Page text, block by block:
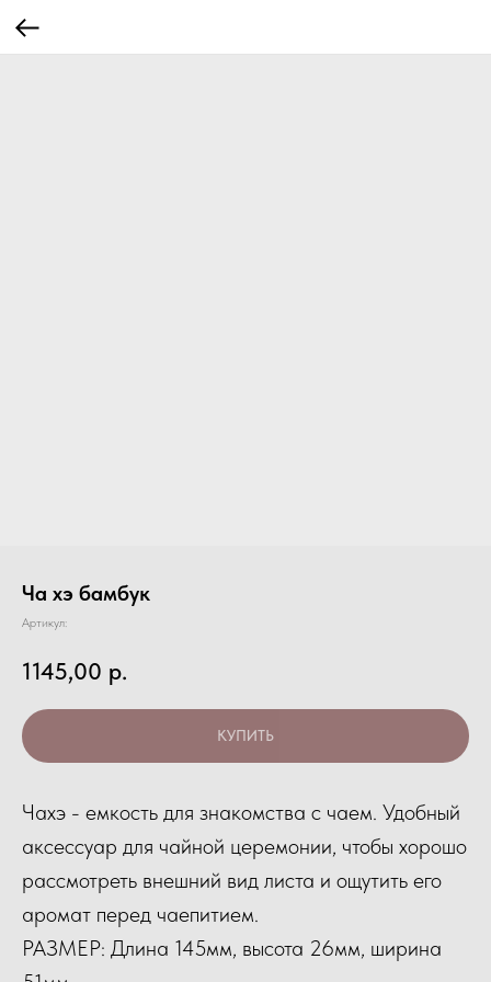
Ча хэ бамбук
Артикул:
1145,00 р.
КУПИТЬ
Чахэ - емкость для знакомства с чаем. Удобный
аксессуар для чайной церемонии, чтобы хорошо
рассмотреть внешний вид листа и ощутить его
аромат перед чаепитием.
РАЗМЕР: Длина 145мм, высота 26мм, ширина